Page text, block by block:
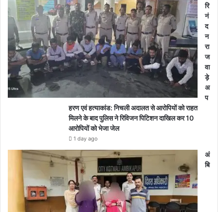
रि
नं
द
न
रा
ज
वा
ड़े
अ
प
हरण एवं हत्याकांड: निचली अदालत से आरोपियों को राहत
मिलने के बाद पुलिस ने रिविजन पिटिशन दाखिल कर 10
आरोपियों को भेजा जेल
1 day ago
अं
बि